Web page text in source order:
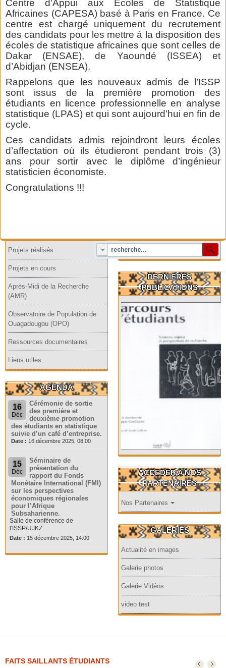
Centre d’Appui aux Ecoles de Statistique
Africaines (CAPESA) basé à Paris en France. Ce
centre est chargé uniquement du recrutement
des candidats pour les mettre à la disposition des
écoles de statistique africaines que sont celles de
Dakar (ENSAE), de Yaoundé (ISSEA) et
d’Abidjan (ENSEA).
Rappelons que les nouveaux admis de l’ISSP
sont issus de la première promotion des
étudiants en licence professionnelle en analyse
statistique (LPAS) et qui sont aujourd’hui en fin de
cycle.
Ces candidats admis rejoindront leurs écoles
d’affectation où ils étudieront pendant trois (3)
ans pour sortir avec le diplôme d’ingénieur
statisticien économiste.
Congratulations !!!
Projets réalisés
Projets en cours
Après-Midi de la Recherche
(AMR)
Observatoire de Population de
Ouagadougou (OPO)
Ressources documentaires
Liens utiles
AGENDA
16
Déc
Cérémonie de sortie
des première et
deuxième promotion
des étudiants en statistique
suivie d’un café d’entreprise.
Date : 16 décembre 2025, 08:00
15
Déc
Séminaire de
présentation du
rapport du Fonds
Monétaire International (FMI)
sur les perspectives
économiques régionales
pour l’Afrique
Subsaharienne.
Salle de conférence de
l'ISSP/UJKZ
Date : 15 décembre 2025, 14:00
DERNIERES
PUBLICATIONS
ACCEDER A NOS
PARTENAIRES
Nos Partenaires
GALERIES
Actualité en images
Galerie photos
Galerie Vidéos
video test
FAITS SAILLANTS ÉTUDIANTS